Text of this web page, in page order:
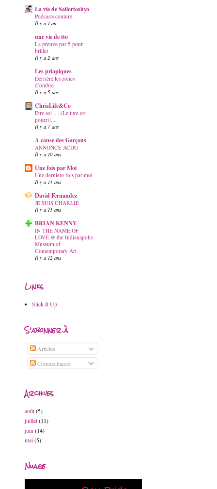
La vie de Sailortoshyo
Podcasts couture
Il y a 1 an
une vie de tto
La preuve par 5 pour
briller
Il y a 2 ans
Les priapiques
Derrière les zones
d’ombre
Il y a 5 ans
ChrisLife&Co
Etre soi .... (Le titre est
pourri)....
Il y a 7 ans
A cause des Garçons
ANNONCE ACDG
Il y a 10 ans
Une fois par Moi
Une dernière fois par moi
Il y a 11 ans
David Fernandez
JE SUIS CHARLIE
Il y a 11 ans
BRIAN KENNY
IN THE NAME OF
LOVE @ the Indianapolis
Museum of
Contemporary Art
Il y a 12 ans
Links
Slick It Up
S’abonner à
Articles
Commentaires
Archives
août(5)
juillet(11)
juin(14)
mai(5)
Nuage